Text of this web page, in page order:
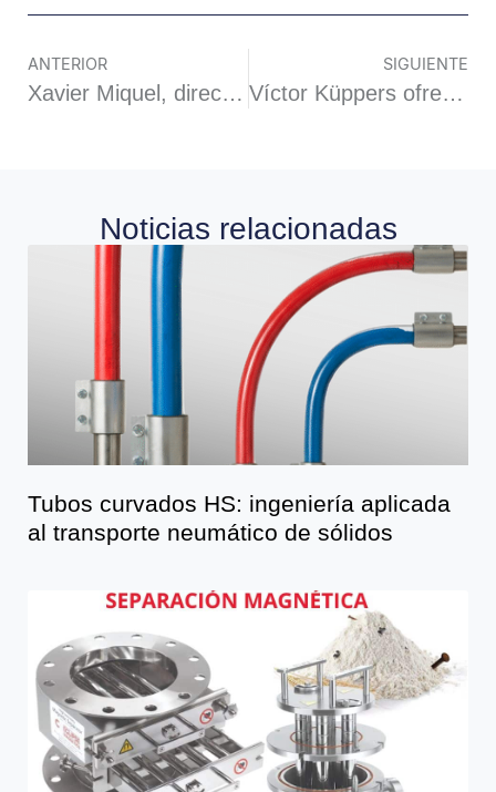
ANTERIOR
Xavier Miquel, director de Expofluidos «La implementación de nuevos equipos para la monitorización en línea de los diferentes puntos de emisión resulta fundamental para asegurar los actuales retos medioambientales»
SIGUIENTE
Víctor Küppers ofrecerá una charla motivacional para los asistentes de Exposolidos, Expofluidos y Polusolidos
Noticias relacionadas
Tubos curvados HS: ingeniería aplicada
al transporte neumático de sólidos